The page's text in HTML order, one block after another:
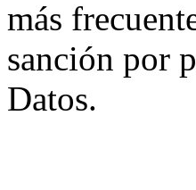
más
sanción por
Datos.